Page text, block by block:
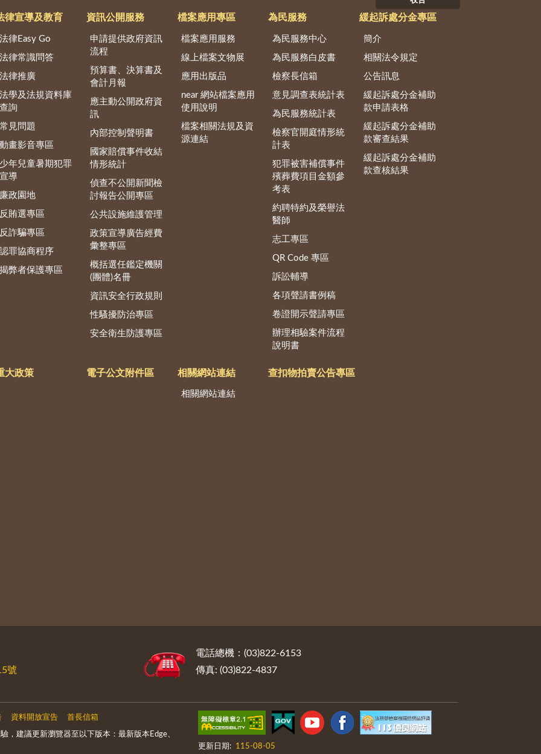
律宣導及教育
律Easy Go
律常識問答
律推廣
學及法規資料庫
詢
見問題
畫影音專區
年兒童暑期犯罪
導
政園地
賄選專區
詐騙專區
罪協商程序
弊者保護專區
資訊公開服務
申請提供政府資訊
流程
預算書、決算書及
會計月報
應主動公開政府資
訊
內部控制聲明書
國家賠償事件收結
情形統計
偵查不公開新聞檢
討報告公開專區
公共設施維護管理
政策宣導廣告經費
彙整專區
概括選任鑑定機關
(團體)名冊
資訊安全行政規則
性騷擾防治專區
安全衛生防護專區
檔案應用專區
檔案應用服務
線上檔案文物展
應用出版品
near 網站檔案應用
使用說明
檔案相關法規及資
源連結
為民服務
為民服務中心
為民服務白皮書
檢察長信箱
意見調查表統計表
為民服務統計表
檢察官開庭情形統
計表
犯罪被害補償事件
殯葬費項目金額參
考表
約聘特約及榮譽法
醫師
志工專區
QR Code 專區
訴訟輔導
各項聲請書例稿
卷證開示聲請專區
辦理相驗案件流程
說明書
緩起訴處分金專區
簡介
相關法令規定
公告訊息
緩起訴處分金補助
款申請表格
緩起訴處分金補助
款審查結果
緩起訴處分金補助
款查核結果
大政策 電子公文附件區 相關網站連結
相關網站連結
查扣物拍賣公告專區
號
電話總機：(03)822-6153
傳真: (03)822-4837
資料開放宣告 首長信箱
，建議更新瀏覽器至以下版本：最新版本Edge、
更新日期:
115-08-05